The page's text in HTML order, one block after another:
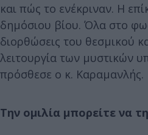
και πώς το ενέκριναν. Η
δημόσιου βίου. Όλα στο
διορθώσεις του θεσμικού
λειτουργία των μυστικών
πρόσθεσε ο κ. Καραμανλής.
Την ομιλία μπορείτε να